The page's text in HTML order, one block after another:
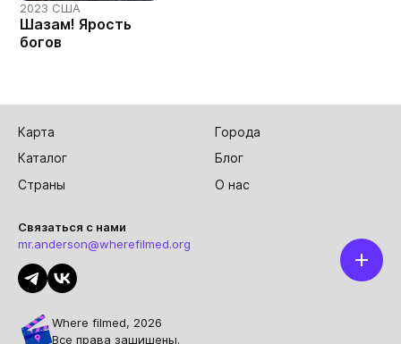
2023 США
Шазам! Ярость
богов
Карта
Города
Каталог
Блог
Страны
О нас
Связаться с нами
mr.anderson@wherefilmed.org
Where filmed, 2026
Все права защищены.